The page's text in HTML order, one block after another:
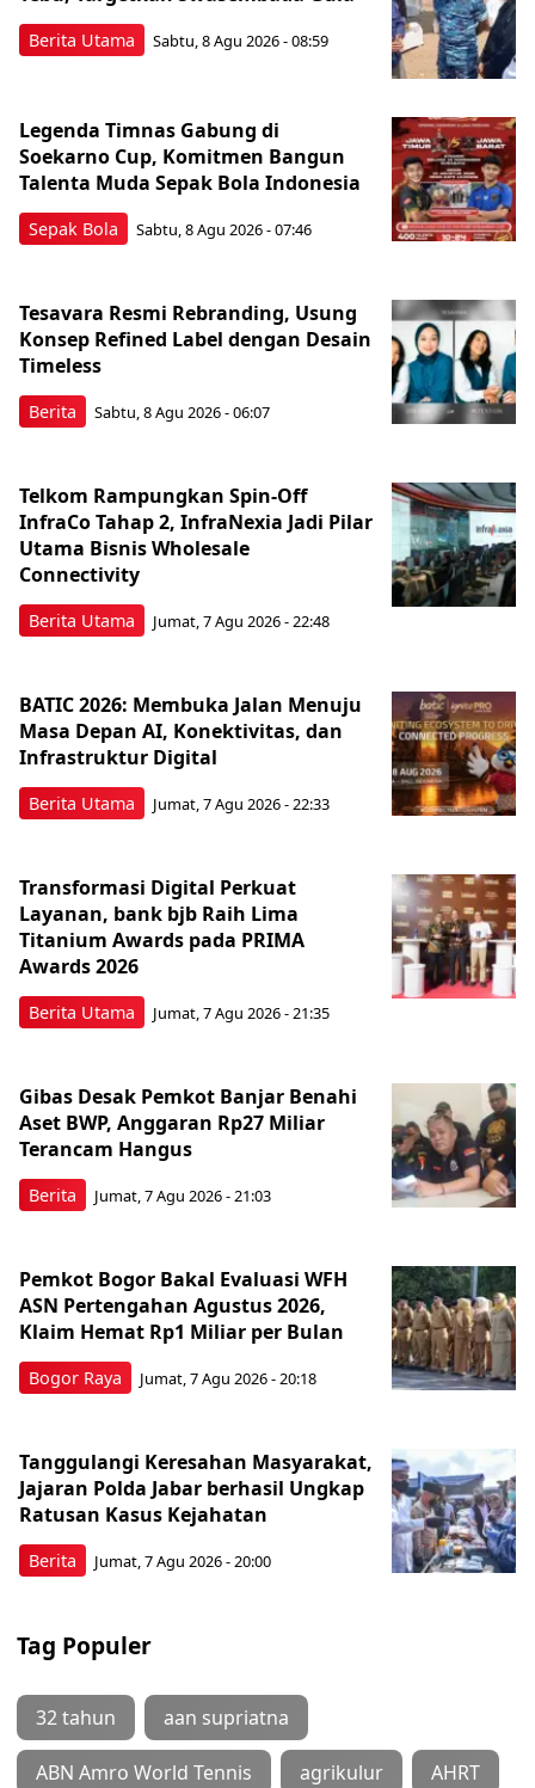
Berita Utama Sabtu, 8 Agu 2026 - 08:59
Sepak Bola
Legenda Timnas Gabung di
Soekarno Cup, Komitmen Bangun
Talenta Muda Sepak Bola Indonesia
Sabtu, 8 Agu 2026 - 07:46
Berita
Tesavara Resmi Rebranding, Usung
Konsep Refined Label dengan Desain
Timeless
Sabtu, 8 Agu 2026 - 06:07
Berita Utama
Telkom Rampungkan Spin-Off
InfraCo Tahap 2, InfraNexia Jadi Pilar
Utama Bisnis Wholesale
Connectivity
Jumat, 7 Agu 2026 - 22:48
Berita Utama
BATIC 2026: Membuka Jalan Menuju
Masa Depan AI, Konektivitas, dan
Infrastruktur Digital
Jumat, 7 Agu 2026 - 22:33
Berita Utama
Transformasi Digital Perkuat
Layanan, bank bjb Raih Lima
Titanium Awards pada PRIMA
Awards 2026
Jumat, 7 Agu 2026 - 21:35
Berita
Gibas Desak Pemkot Banjar Benahi
Aset BWP, Anggaran Rp27 Miliar
Terancam Hangus
Jumat, 7 Agu 2026 - 21:03
Bogor Raya
Pemkot Bogor Bakal Evaluasi WFH
ASN Pertengahan Agustus 2026,
Klaim Hemat Rp1 Miliar per Bulan
Jumat, 7 Agu 2026 - 20:18
Berita
Tanggulangi Keresahan Masyarakat,
Jajaran Polda Jabar berhasil Ungkap
Ratusan Kasus Kejahatan
Jumat, 7 Agu 2026 - 20:00
Tag Populer
32 tahun aan supriatna
ABN Amro World Tennis agrikulur AHRT